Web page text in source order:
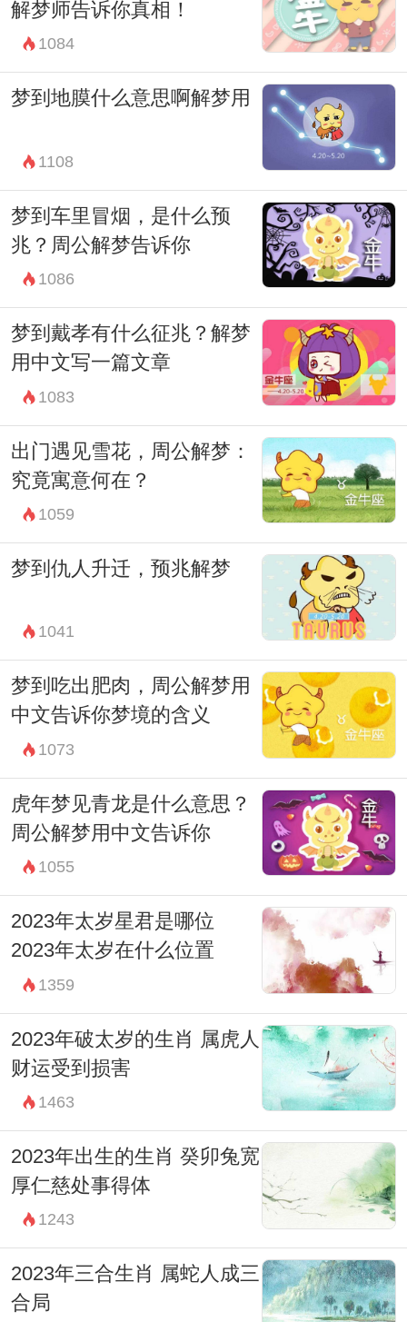
解梦师告诉你真相！
1084
梦到地膜什么意思啊解梦用
1108
梦到车里冒烟，是什么预
兆？周公解梦告诉你
1086
梦到戴孝有什么征兆？解梦
用中文写一篇文章
1083
出门遇见雪花，周公解梦：
究竟寓意何在？
1059
梦到仇人升迁，预兆解梦
1041
梦到吃出肥肉，周公解梦用
中文告诉你梦境的含义
1073
虎年梦见青龙是什么意思？
周公解梦用中文告诉你
1055
2023年太岁星君是哪位
2023年太岁在什么位置
1359
2023年破太岁的生肖 属虎人
财运受到损害
1463
2023年出生的生肖 癸卯兔宽
厚仁慈处事得体
1243
2023年三合生肖 属蛇人成三
合局